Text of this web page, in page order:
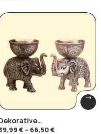
Skulptur
€ – 66,50 €